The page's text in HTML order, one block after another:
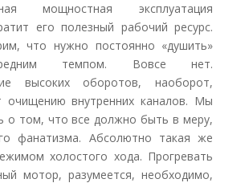
мощностная эксплуатация
его полезный рабочий ресурс.
что нужно постоянно «душить»
темпом. Вовсе нет.
высоких оборотов, наоборот,
очищению внутренних каналов. Мы
о том, что все должно быть в меру,
фанатизма. Абсолютно такая же
холостого хода. Прогревать
мотор, разумеется, необходимо,